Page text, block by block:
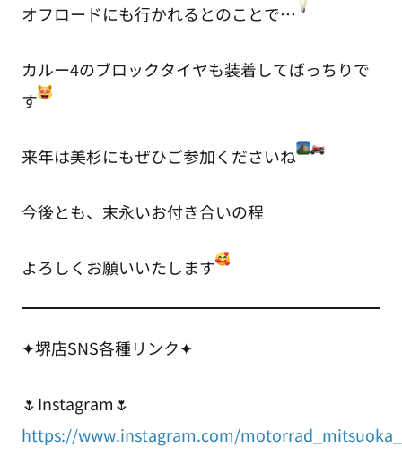
オフロードにも行かれるとのことで…
カルー4のブロックタイヤも装着してばっちりで
す
来年は美杉にもぜひご参加くださいね
今後とも、末永いお付き合いの程
よろしくお願いいたします
✦堺店SNS各種リンク✦
🌷Instagram🌷
https://www.instagram.com/